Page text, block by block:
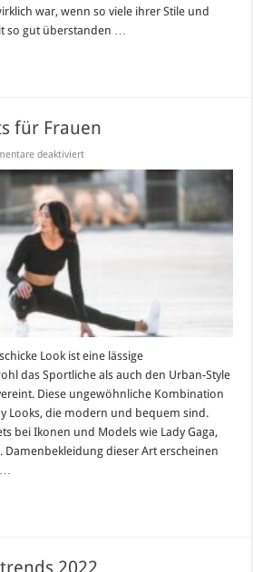
war, wenn so viele ihrer Stile und
so gut überstanden …
für Frauen
deaktiviertfür
Outfits
für
Frauen
Look ist eine lässige
das Sportliche als auch den Urban-Style
Diese ungewöhnliche Kombination
Looks, die modern und bequem sind.
bei Ikonen und Models wie Lady Gaga,
Damenbekleidung dieser Art erscheinen
2022